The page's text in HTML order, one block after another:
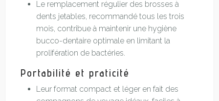
Le remplacement régulier des brosses à
dents jetables, recommandé tous les trois
mois, contribue à maintenir une hygiène
bucco-dentaire optimale en limitant la
prolifération de bactéries.
Portabilité et praticité
Leur format compact et léger en fait des